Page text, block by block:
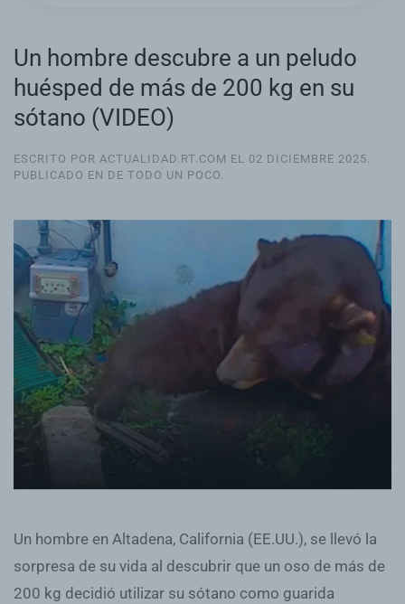
Un hombre descubre a un peludo
huésped de más de 200 kg en su
sótano (VIDEO)
ESCRITO POR ACTUALIDAD.RT.COM EL 02 DICIEMBRE 2025
PUBLICADO EN DE TODO UN POCO
Un hombre en Altadena, California (EE.UU.), se llevó la
sorpresa de su vida al descubrir que un oso de más de
200 kg decidió utilizar su sótano como guarida